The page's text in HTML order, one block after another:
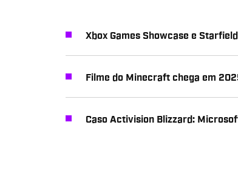
Xbox Games Showcase e
Filme do Minecraft chega em
Caso Activision Blizzard: